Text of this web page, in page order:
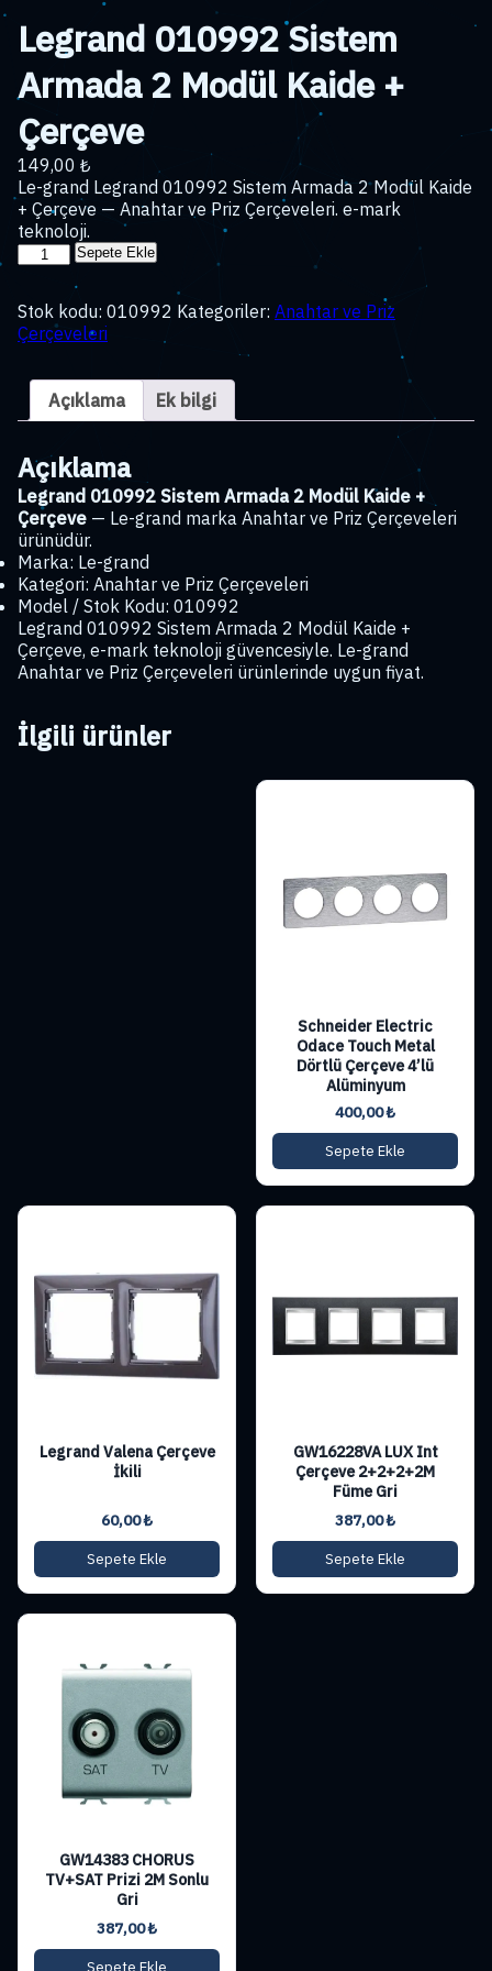
Legrand 010992 Sistem
Armada 2 Modül Kaide +
Çerçeve
149,00 ₺
Le-grand Legrand 010992 Sistem Armada 2 Modül Kaide
+ Çerçeve — Anahtar ve Priz Çerçeveleri. e-mark
teknoloji.
Legrand
Armada
2
Kaide
Çerçeve
Sepete Ekle
Stok kodu: 010992 Kategoriler: Anahtar ve Priz
Çerçeveleri
Açıklama Ek bilgi
Açıklama
Legrand 010992 Sistem Armada 2 Modül Kaide +
Çerçeve — Le-grand marka Anahtar ve Priz Çerçeveleri
ürünüdür.
Marka: Le-grand
Kategori: Anahtar ve Priz Çerçeveleri
Model / Stok Kodu: 010992
Legrand 010992 Sistem Armada 2 Modül Kaide +
Çerçeve, e-mark teknoloji güvencesiyle. Le-grand
Anahtar ve Priz Çerçeveleri ürünlerinde uygun fiyat.
İlgili ürünler
Schneider Electric
Odace Touch Metal
Dörtlü Çerçeve 4’lü
Alüminyum
400,00₺
Sepete Ekle
Legrand Valena Çerçeve
İkili
60,00₺
Sepete Ekle
GW16228VA LUX Int
Çerçeve 2+2+2+2M
Füme Gri
387,00₺
Sepete Ekle
GW14383 CHORUS
TV+SAT Prizi 2M Sonlu
Gri
387,00₺
Sepete Ekle